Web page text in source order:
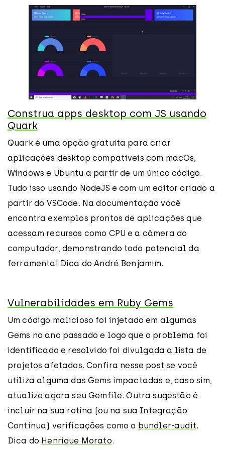
Construa apps desktop com JS usando
Quark
Quark é uma opção gratuita para criar
aplicações desktop compatíveis com macOs,
Windows e Ubuntu a partir de um único código.
Tudo isso usando NodeJS e com um editor criado a
partir do VSCode. Na documentação você
encontra exemplos prontos de aplicações que
acessam recursos como CPU e a câmera do
computador, demonstrando todo potencial da
ferramenta! Dica do André Benjamim.
Vulnerabilidades em Ruby Gems
Um código malicioso foi injetado em algumas
Gems no ano passado e logo que o problema foi
identificado e resolvido foi divulgada a lista de
projetos afetados. Confira nesse post se você
utiliza alguma das Gems impactadas e, caso sim,
atualize agora seu Gemfile. Outra sugestão é
incluir na sua rotina (ou na sua Integração
Contínua) verificações como o bundler-audit.
Dica do Henrique Morato.